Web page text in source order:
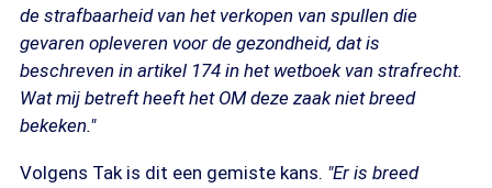
de strafbaarheid van het verkopen van spullen die
gevaren opleveren voor de gezondheid, dat is
beschreven in artikel 174 in het wetboek van strafrecht.
Wat mij betreft heeft het OM deze zaak niet breed
bekeken."
Volgens Tak is dit een gemiste kans. "Er is breed